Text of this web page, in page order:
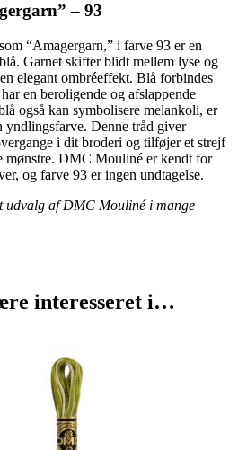
– 93
“Amagergarn,” i farve 93 er en
Garnet skifter blidt mellem lyse og
elegant ombréeffekt. Blå forbindes
en beroligende og afslappende
også kan symbolisere melankoli, er
yndlingsfarve. Denne tråd giver
i dit broderi og tilføjer et strejf
mønstre. DMC Mouliné er kendt for
og farve 93 er ingen undtagelse.
udvalg af DMC Mouliné i mange
interesseret i…